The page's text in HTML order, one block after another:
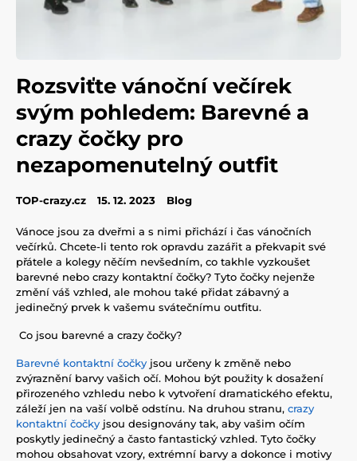
Rozsviťte vánoční večírek
svým pohledem: Barevné a
crazy čočky pro
nezapomenutelný outfit
TOP-crazy.cz 15. 12. 2023 Blog
Vánoce jsou za dveřmi a s nimi přichází i čas vánočních
večírků. Chcete-li tento rok opravdu zazářit a překvapit své
přátele a kolegy něčím nevšedním, co takhle vyzkoušet
barevné nebo crazy kontaktní čočky? Tyto čočky nejenže
změní váš vzhled, ale mohou také přidat zábavný a
jedinečný prvek k vašemu svátečnímu outfitu.
Co jsou barevné a crazy čočky?
Barevné kontaktní čočky jsou určeny k změně nebo
zvýraznění barvy vašich očí. Mohou být použity k dosažení
přirozeného vzhledu nebo k vytvoření dramatického efektu,
záleží jen na vaší volbě odstínu. Na druhou stranu, crazy
kontaktní čočky jsou designovány tak, aby vašim očím
poskytly jedinečný a často fantastický vzhled. Tyto čočky
mohou obsahovat vzory, extrémní barvy a dokonce i motivy